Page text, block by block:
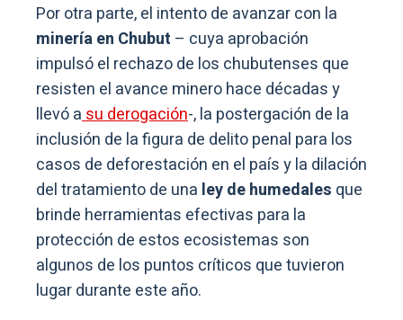
Por otra parte, el intento de avanzar con la
minería en Chubut – cuya aprobación
impulsó el rechazo de los chubutenses que
resisten el avance minero hace décadas y
llevó asu derogación-, la postergación de la
inclusión de la figura de delito penal para los
casos de deforestación en el país y la dilación
del tratamiento de una ley de humedales que
brinde herramientas efectivas para la
protección de estos ecosistemas son
algunos de los puntos críticos que tuvieron
lugar durante este año.